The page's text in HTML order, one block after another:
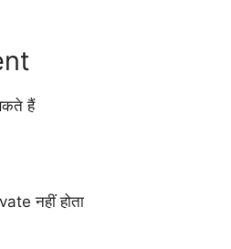
हैं
नहीं होता